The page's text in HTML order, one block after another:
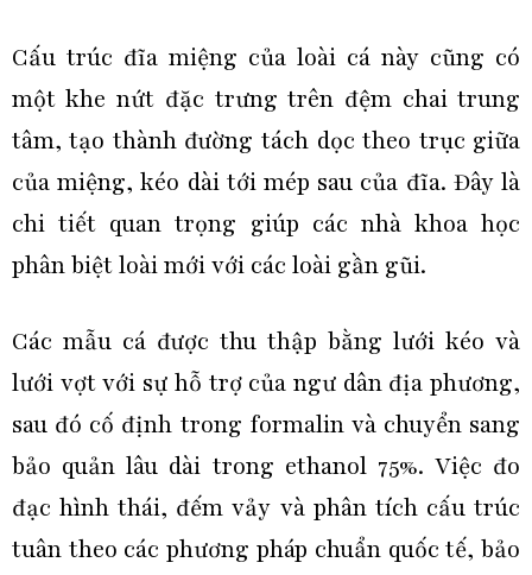
Cấu trúc đĩa miệng của loài cá này cũng có
một khe nứt đặc trưng trên đệm chai trung
tâm, tạo thành đường tách dọc theo trục giữa
của miệng, kéo dài tới mép sau của đĩa. Đây là
chi tiết quan trọng giúp các nhà khoa học
phân biệt loài mới với các loài gần gũi.
Các mẫu cá được thu thập bằng lưới kéo và
lưới vợt với sự hỗ trợ của ngư dân địa phương,
sau đó cố định trong formalin và chuyển sang
bảo quản lâu dài trong ethanol 75%. Việc đo
đạc hình thái, đếm vảy và phân tích cấu trúc
tuân theo các phương pháp chuẩn quốc tế, bảo